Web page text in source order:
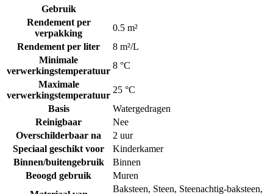
Gebruik
Rendement per
verpakking
0.5 m²
Rendement per liter
8 m²/L
Minimale
verwerkingstemperatuur
8 °C
Maximale
verwerkingstemperatuur
25 °C
Basis
Watergedragen
Reinigbaar
Nee
Overschilderbaar na
2 uur
Speciaal geschikt voor
Kinderkamer
Binnen/buitengebruik
Binnen
Beoogd gebruik
Muren
Baksteen, Steen, Steenachtig-baksteen,